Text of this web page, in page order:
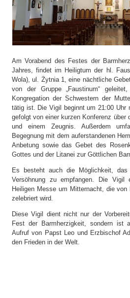
Am Vorabend des Festes der
Jahres, findet im Heiligtum der hl.
Wola), ul. Żytnia 1, eine nächtliche
von der Gruppe „Faustinum“
Kongregation der Schwestern der
tätig ist. Die Vigil beginnt um 21:00 Uhr
gefolgt von einer kurzen Konferenz über
und einem Zeugnis. Außerdem
Begegnung mit dem auferstandenen
Anbetung sowie das Gebet des
Gottes und der Litanei zur Göttlichen
Es besteht auch die Möglichkeit,
Versöhnung zu empfangen. Die Vigil
Heiligen Messe um Mitternacht, die
zelebriert wird.
Diese Vigil dient nicht nur der
Fest der Barmherzigkeit, sondern ist
Aufruf von Papst Leo und Erzbischof
den Frieden in der Welt.